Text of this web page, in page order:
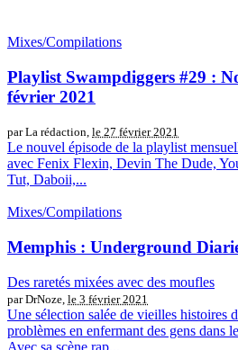
Mixes/Compilations
Playlist Swampdiggers #29 :
février 2021
par La rédaction, le 27 février 2021
Le nouvel épisode de la playlist
avec Fenix Flexin, Devin The Dude,
Tut, Daboii,...
Mixes/Compilations
Memphis : Underground
Des raretés mixées avec des moufles
par DrNoze, le 3 février 2021
Une sélection salée de vieilles histoires
problèmes en enfermant des gens dans
Avec sa scène rap...